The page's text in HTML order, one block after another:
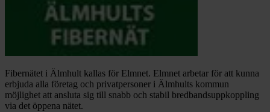
Fibernätet i Älmhult kallas för Elmnet. Elmnet arbetar för att kunna
erbjuda alla företag och privatpersoner i Älmhults kommun
möjlighet att ansluta sig till snabb och stabil bredbandsuppkoppling
via det öppena nätet.